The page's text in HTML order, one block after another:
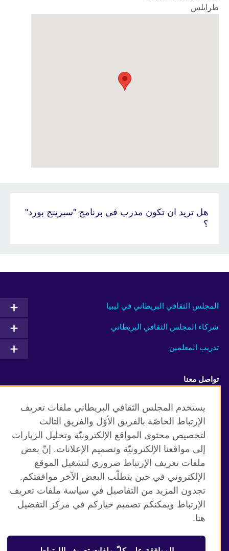
طرابلس
هل تريد ان تكون مدرب في برنامج "سبرينج بورد"
؟
المجلس الثقافي البريطاني في ليبيا
شركاء المجلس الثقافي البريطاني
تدريب المعلمين
تواصل معنا
Facebook Twitter
Vimeo TikTok
موقع المجلس الثقافي البريطاني العالمي
الخصوصية وشروط الاستخدام
ملفات تعريف الإرتباط
خارطة الموقع
يستخدم المجلس الثقافي البريطاني ملفات تعريف
الإرتباط الخاصّة بالفريق الأوّل والفريق الثالث
لتخصيص محتوى المواقع الإلكترونيّة وتحليل الزيارات
إلى مواقعنا الإلكترونيّة وتصميم الإعلانات. إنّ بعض
ملفات تعريف الإرتباط ضروري لتشغيل الموقع
الإلكتروني في حين يتطلّب البعض الآخر موافقتكم.
تجدون المزيد من التفاصيل في سياسة ملفات تعريف
الإرتباط ويمكنكم تصميم خياركم في مركز التفضيل
هنا.